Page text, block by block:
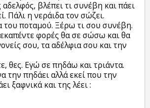
αδελφός, βλέπει τι συνέβη και πάει
Πάλι η νεράιδα τον σώζει.
του ποταμού. Ξέρω τι σου συνέβη.
φορές θα σε σώσω και θα
σου, τα αδέλφια σου και την
θες. Εγώ σε πηδάω και τριάντα.
την πηδάει αλλά εκεί που την
ξαφνικά και της λέει :